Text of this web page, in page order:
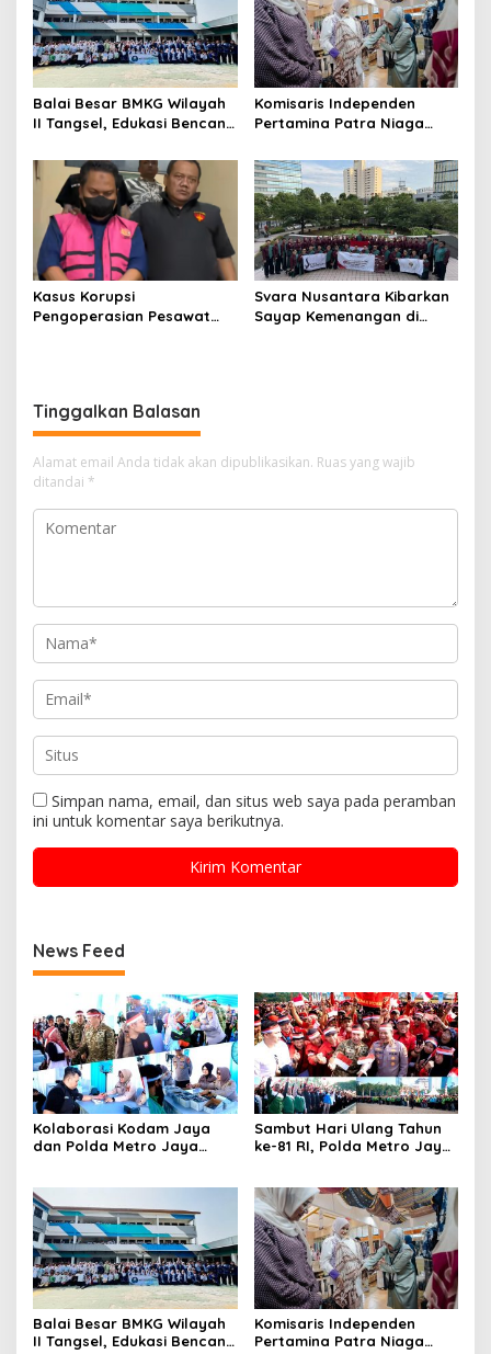
Balai Besar BMKG Wilayah
II Tangsel, Edukasi Bencana
kepada pelajar UPTD SMPN
23
Komisaris Independen
Pertamina Patra Niaga
Mitra Binaan dengan
Sentuhan Kemanusiaan dan
Keberlanjutan
Kasus Korupsi
Pengoperasian Pesawat
Svara Nusantara Kibarkan
Sayap Kemenangan di
Tinggalkan Balasan
Alamat email Anda tidak akan dipublikasikan. Ruas yang wajib
ditandai *
Simpan nama, email, dan situs web saya pada peramban
ini untuk komentar saya berikutnya.
News Feed
Kolaborasi Kodam Jaya
dan Polda Metro Jaya
Sambut Hari Ulang Tahun
ke-81 RI, Polda Metro Jaya
Balai Besar BMKG Wilayah
II Tangsel, Edukasi Bencana
Komisaris Independen
Pertamina Patra Niaga